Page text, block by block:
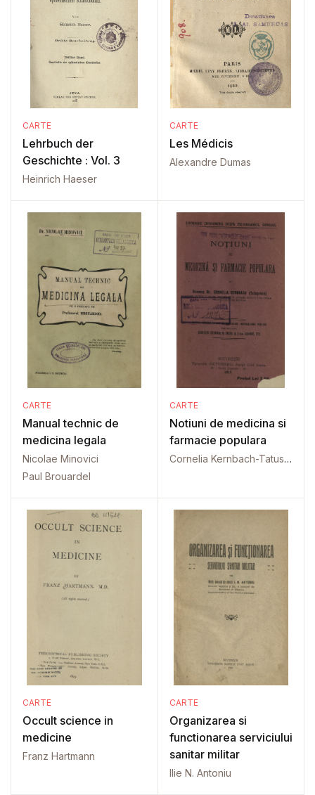
CARTE
Lehrbuch der
Geschichte : Vol. 3
Heinrich Haeser
CARTE
Les Médicis
Alexandre Dumas
CARTE
Manual technic de
medicina legala
Nicolae Minovici
Paul Brouardel
CARTE
Notiuni de medicina si
farmacie populara
Cornelia Kernbach-Tatusescu
CARTE
Occult science in
medicine
Franz Hartmann
CARTE
Organizarea si
functionarea serviciului
sanitar militar
Ilie N. Antoniu